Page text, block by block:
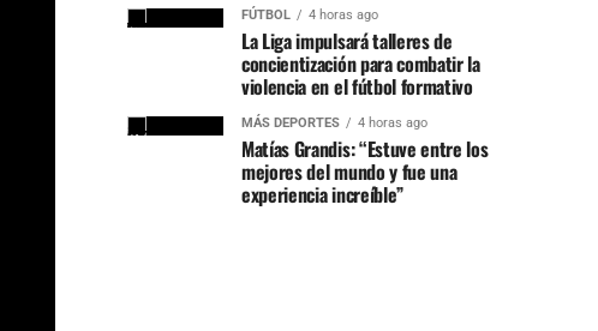
FÚTBOL 4 horas ago
La Liga impulsará talleres de
concientización para combatir la
violencia en el fútbol formativo
MÁS DEPORTES 4 horas ago
Matías Grandis: “Estuve entre los
mejores del mundo y fue una
experiencia increíble”